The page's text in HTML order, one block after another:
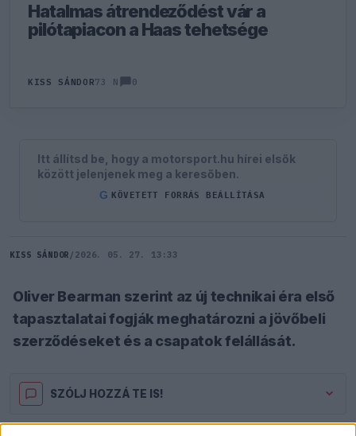
Hatalmas átrendeződést vár a
pilótapiacon a Haas tehetsége
KISS SÁNDOR73 N 0
Itt állítsd be, hogy a motorsport.hu hírei elsők
között jelenjenek meg a keresőben.
G KÖVETETT FORRÁS BEÁLLÍTÁSA
KISS SÁNDOR / 2026. 05. 27. 13:33
Oliver Bearman szerint az új technikai éra első
tapasztalatai fogják meghatározni a jövőbeli
szerződéseket és a csapatok felállását.
SZÓLJ HOZZÁ TE IS!